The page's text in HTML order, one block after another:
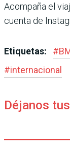
Acompaña el
cuenta de
Etiquetas: #
#internacional
Déjanos